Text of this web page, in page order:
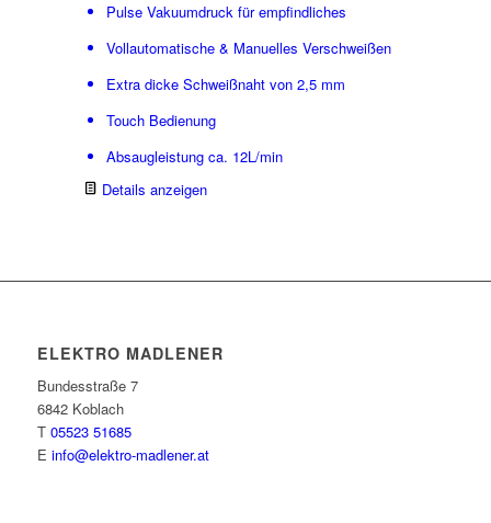
Pulse Vakuumdruck für empfindliches
Vollautomatische & Manuelles Verschweißen
Extra dicke Schweißnaht von 2,5 mm
Touch Bedienung
Absaugleistung ca. 12L/min
Details anzeigen
ELEKTRO MADLENER
Bundesstraße 7
6842 Koblach
T 05523 51685
E info@elektro-madlener.at